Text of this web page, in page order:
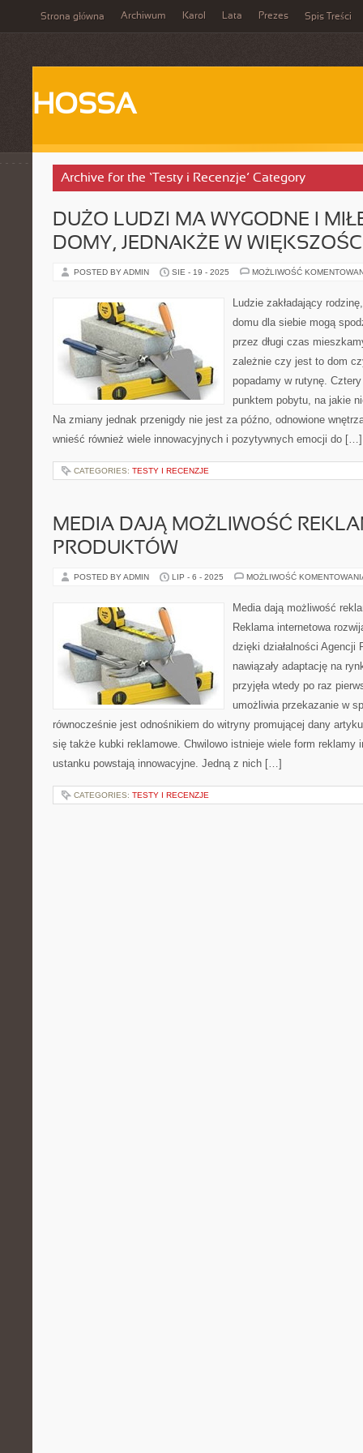
Strona główna Archiwum Karol Lata Prezes Spis Treści
HOSSA
Archive for the ‘Testy i Recenzje’ Category
DUŻO LUDZI MA WYGODNE I
DOMY, JEDNAKŻE W
POSTED BY ADMIN SIE - 19 - 2025 MOŻLIWOŚĆ
Ludzie zakładający
domu dla siebie mogą
przez długi czas
zależnie czy jest to dom
popadamy w rutynę.
punktem pobytu, na jakie
Na zmiany jednak przenigdy nie jest za późno, odnowione
wnieść również wiele innowacyjnych i pozytywnych emocji do […]
CATEGORIES: TESTY I RECENZJE
MEDIA DAJĄ MOŻLIWOŚĆ
PRODUKTÓW
POSTED BY ADMIN LIP - 6 - 2025 MOŻLIWOŚĆ
Media dają możliwość
Reklama internetowa
dzięki działalności Agencji
nawiązały adaptację na
przyjęła wtedy po raz
umożliwia przekazanie w
równocześnie jest odnośnikiem do witryny promującej dany
się także kubki reklamowe. Chwilowo istnieje wiele form reklamy
ustanku powstają innowacyjne. Jedną z nich […]
CATEGORIES: TESTY I RECENZJE